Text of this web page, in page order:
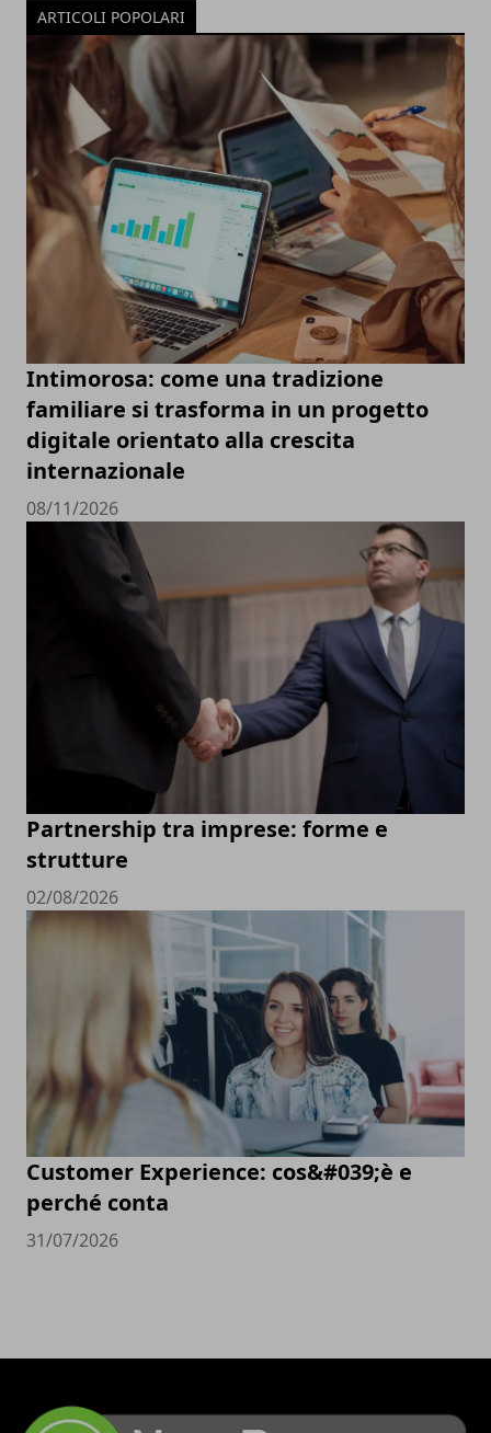
ARTICOLI POPOLARI
Intimorosa: come una tradizione
familiare si trasforma in un progetto
digitale orientato alla crescita
internazionale
08/11/2026
Partnership tra imprese: forme e
strutture
02/08/2026
Customer Experience: cos&#039;è e
perché conta
31/07/2026